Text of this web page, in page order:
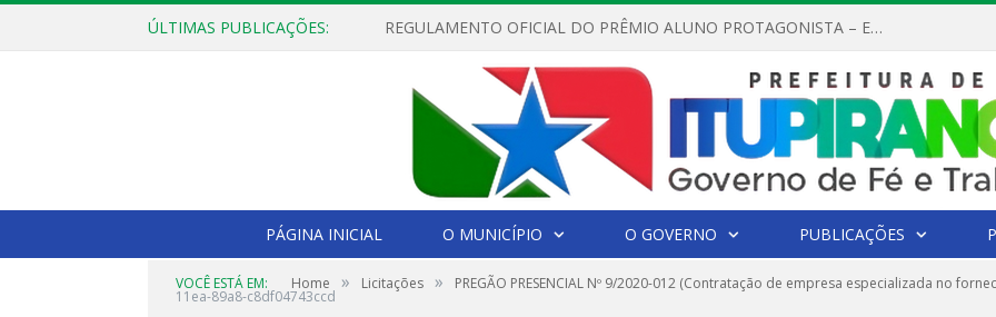
ÚLTIMAS PUBLICAÇÕES: REGULAMENTO OFICIAL DO PRÊMIO ALUNO PROTAGONISTA – EDIÇÃO 2026
PÁGINA INICIAL O MUNICÍPIO O GOVERNO PUBLICAÇÕES
VOCÊ ESTÁ EM: Home » Licitações » PREGÃO PRESENCIAL Nº 9/2020-012 (Contratação de empresa especializada no
11ea-89a8-c8df04743ccd